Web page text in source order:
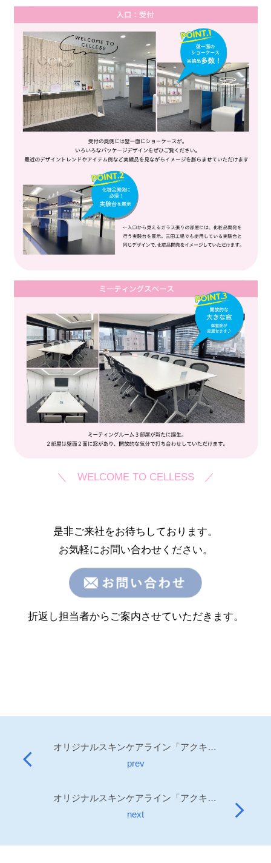
＼ WELCOME TO CELLESS ／
是非ご来社をお待ちしております。
お気軽にお問い合わせください。
折返し担当者からご案内させていただきます。
arrow_back_ios
オリジナルスキンケアライン「アクキュア」パッケージご紹介
prev
arrow_forward_ios
オリジナルスキンケアライン「アクキュア」処方のご紹介
next